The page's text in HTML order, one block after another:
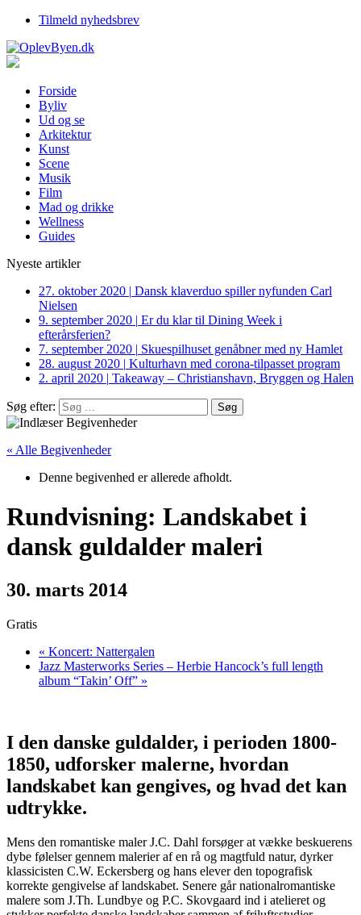
Tilmeld nyhedsbrev
Forside
Byliv
Ud og se
Arkitektur
Kunst
Scene
Musik
Film
Mad og drikke
Wellness
Guides
Nyeste artikler
27. oktober 2020 | Dansk klaverduo spiller nyfunden Carl
Nielsen
9. september 2020 | Er du klar til Dining Week i
efterårsferien?
7. september 2020 | Skuespilhuset genåbner med ny Hamlet
28. august 2020 | Kulturhavn med corona-tilpasset program
2. april 2020 | Takeaway – Christianshavn, Bryggen og Halen
Søg efter:
« Alle Begivenheder
Denne begivenhed er allerede afholdt.
Rundvisning: Landskabet i
dansk guldalder maleri
30. marts 2014
Gratis
« Koncert: Nattergalen
Jazz Masterworks Series – Herbie Hancock’s full length
album “Takin’ Off” »
I den danske guldalder, i perioden 1800-
1850, udforsker malerne, hvordan
landskabet kan gengives, og hvad det kan
udtrykke.
Mens den romantiske maler J.C. Dahl forsøger at vække beskuerens
dybe følelser gennem malerier af en rå og magtfuld natur, dyrker
klassicisten C.W. Eckersberg og hans elever den topografisk
korrekte gengivelse af landskabet. Senere går nationalromantiske
malere som J.Th. Lundbye og P.C. Skovgaard ind i atelieret og